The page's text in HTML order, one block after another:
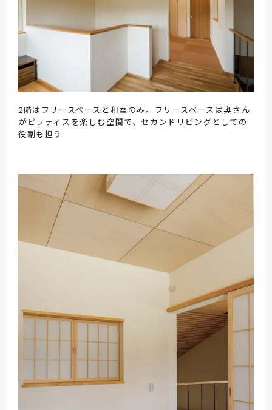
2階はフリースペースと和室のみ。フリースペースは奥さん
がピラティスを楽しむ空間で、セカンドリビングとしての
役割も担う